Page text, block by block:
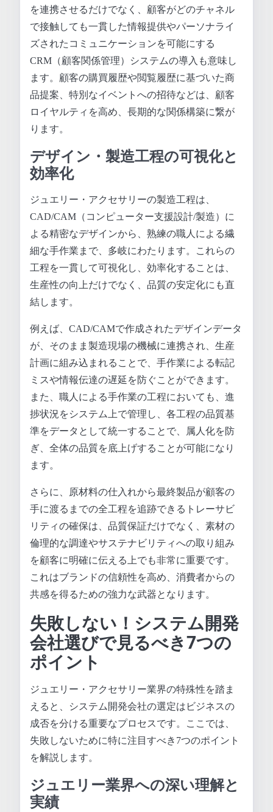
を連携させるだけでなく、顧客がどのチャネル
で接触しても一貫した情報提供やパーソナライ
ズされたコミュニケーションを可能にする
CRM（顧客関係管理）システムの導入も意味し
ます。顧客の購買履歴や閲覧履歴に基づいた商
品提案、特別なイベントへの招待などは、顧客
ロイヤルティを高め、長期的な関係構築に繋が
ります。
デザイン・製造工程の可視化と
効率化
ジュエリー・アクセサリーの製造工程は、
CAD/CAM（コンピューター支援設計/製造）に
よる精密なデザインから、熟練の職人による繊
細な手作業まで、多岐にわたります。これらの
工程を一貫して可視化し、効率化することは、
生産性の向上だけでなく、品質の安定化にも直
結します。
例えば、CAD/CAMで作成されたデザインデータ
が、そのまま製造現場の機械に連携され、生産
計画に組み込まれることで、手作業による転記
ミスや情報伝達の遅延を防ぐことができます。
また、職人による手作業の工程においても、進
捗状況をシステム上で管理し、各工程の品質基
準をデータとして統一することで、属人化を防
ぎ、全体の品質を底上げすることが可能になり
ます。
さらに、原材料の仕入れから最終製品が顧客の
手に渡るまでの全工程を追跡できるトレーサビ
リティの確保は、品質保証だけでなく、素材の
倫理的な調達やサステナビリティへの取り組み
を顧客に明確に伝える上でも非常に重要です。
これはブランドの信頼性を高め、消費者からの
共感を得るための強力な武器となります。
失敗しない！システム開発
会社選びで見るべき7つの
ポイント
ジュエリー・アクセサリー業界の特殊性を踏ま
えると、システム開発会社の選定はビジネスの
成否を分ける重要なプロセスです。ここでは、
失敗しないために特に注目すべき7つのポイント
を解説します。
ジュエリー業界への深い理解と
実績